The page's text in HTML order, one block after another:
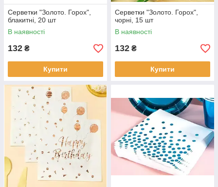
Серветки "Золото. Горох",
блакитні, 20 шт
В наявності
132 ₴
Купити
Серветки "Золото. Горох",
чорні, 15 шт
В наявності
132 ₴
Купити